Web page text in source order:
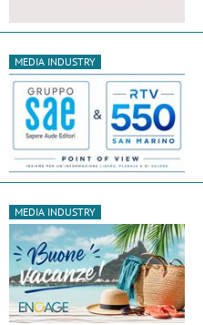
MEDIA INDUSTRY
MEDIA INDUSTRY